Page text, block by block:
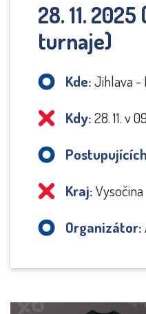
28. 11.
turnaje)
Kde:Jihlava -
Kdy:28. 11. v
Kraj:Vysočina
Organizátor: